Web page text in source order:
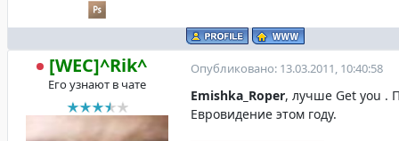
[WEC]^Rik^
Его узнают в чате
Опубликовано: 13.03.2011, 10:40:58
Emishka_Roper, лучше Get you .
Евровидение этом году.